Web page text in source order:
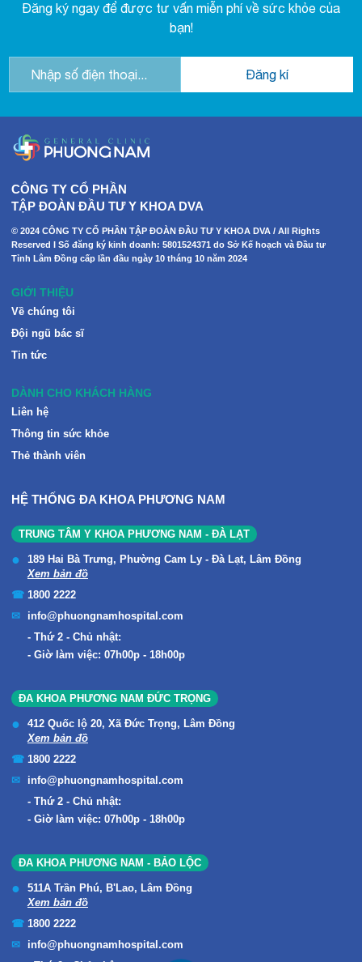
Đăng ký ngay để được tư vấn miễn phí về sức khỏe của
bạn!
CÔNG TY CỔ PHẦN
TẬP ĐOÀN ĐẦU TƯ Y KHOA DVA
© 2024 CÔNG TY CỔ PHẦN TẬP ĐOÀN ĐẦU TƯ Y KHOA DVA / All Rights
Reserved I Số đăng ký kinh doanh: 5801524371 do Sở Kế hoạch và Đầu tư
Tỉnh Lâm Đồng cấp lần đầu ngày 10 tháng 10 năm 2024
GIỚI THIỆU
Về chúng tôi
Đội ngũ bác sĩ
Tin tức
DÀNH CHO KHÁCH HÀNG
Liên hệ
Thông tin sức khỏe
Thẻ thành viên
HỆ THỐNG ĐA KHOA PHƯƠNG NAM
TRUNG TÂM Y KHOA PHƯƠNG NAM - ĐÀ LẠT
189 Hai Bà Trưng, Phường Cam Ly - Đà Lạt, Lâm Đồng
Xem bản đồ
1800 2222
info@phuongnamhospital.com
Thứ 2 - Chủ nhật:
Giờ làm việc: 07h00p - 18h00p
ĐA KHOA PHƯƠNG NAM ĐỨC TRỌNG
412 Quốc lộ 20, Xã Đức Trọng, Lâm Đồng
Xem bản đồ
1800 2222
info@phuongnamhospital.com
Thứ 2 - Chủ nhật:
Giờ làm việc: 07h00p - 18h00p
ĐA KHOA PHƯƠNG NAM - BẢO LỘC
511A Trần Phú, B'Lao, Lâm Đồng
Xem bản đồ
1800 2222
info@phuongnamhospital.com